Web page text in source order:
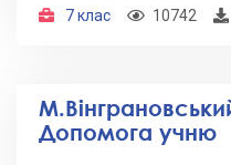
7 клас 10742
Допомога учню